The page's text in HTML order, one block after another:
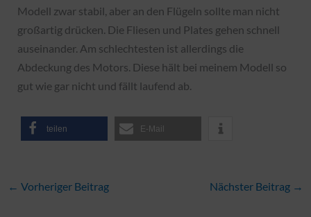
Modell zwar stabil, aber an den Flügeln sollte man nicht
großartig drücken. Die Fliesen und Plates gehen schnell
auseinander. Am schlechtesten ist allerdings die
Abdeckung des Motors. Diese hält bei meinem Modell so
gut wie gar nicht und fällt laufend ab.
teilen E-Mail
← Vorheriger Beitrag Nächster Beitrag →